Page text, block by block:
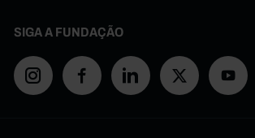
SIGA A FUNDAÇÃO